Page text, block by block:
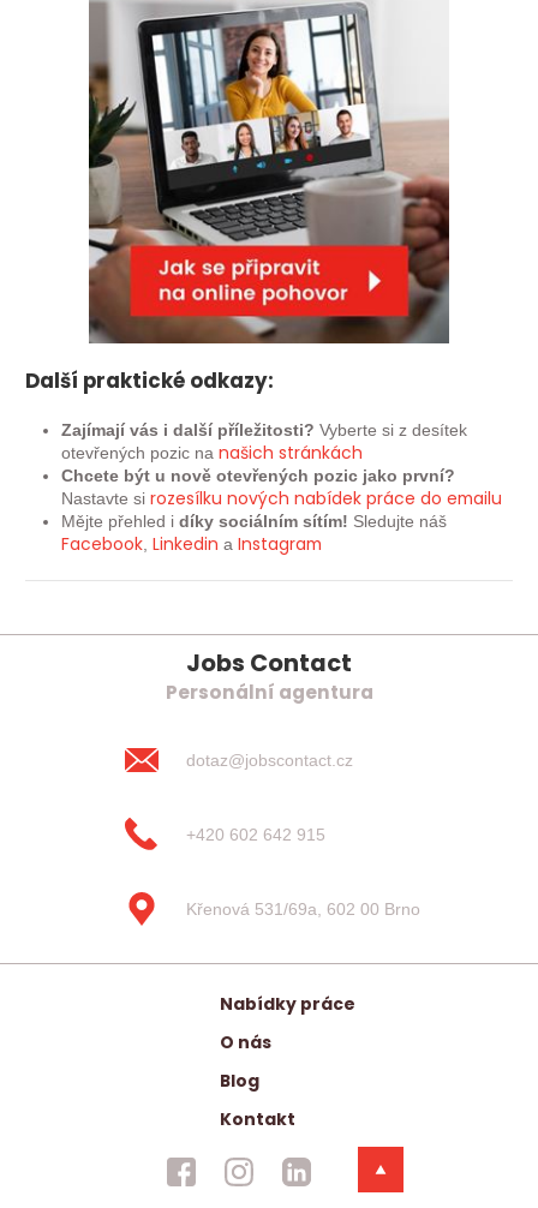
Další praktické odkazy:
Zajímají vás i další příležitosti? Vyberte si z desítek
otevřených pozic na našich stránkách
Chcete být u nově otevřených pozic jako první?
Nastavte si rozesílku nových nabídek práce do emailu
Mějte přehled i díky sociálním sítím! Sledujte náš
Facebook, Linkedin a Instagram
Jobs Contact
Personální agentura
dotaz@jobscontact.cz
+420 602 642 915
Křenová 531/69a, 602 00 Brno
Nabídky práce
O nás
Blog
Kontakt